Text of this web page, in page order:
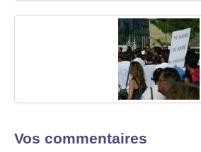
Vos commentaires